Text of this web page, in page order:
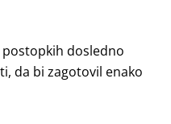
dosledno
da bi zagotovil enako